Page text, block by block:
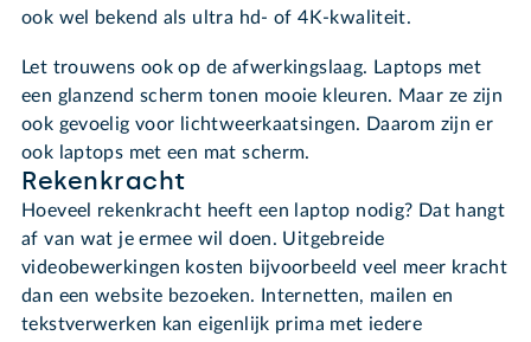
ook wel bekend als ultra hd- of 4K-kwaliteit.
Let trouwens ook op de afwerkingslaag. Laptops met
een glanzend scherm tonen mooie kleuren. Maar ze zijn
ook gevoelig voor lichtweerkaatsingen. Daarom zijn er
ook laptops met een mat scherm.
Rekenkracht
Hoeveel rekenkracht heeft een laptop nodig? Dat hangt
af van wat je ermee wil doen. Uitgebreide
videobewerkingen kosten bijvoorbeeld veel meer kracht
dan een website bezoeken. Internetten, mailen en
tekstverwerken kan eigenlijk prima met iedere